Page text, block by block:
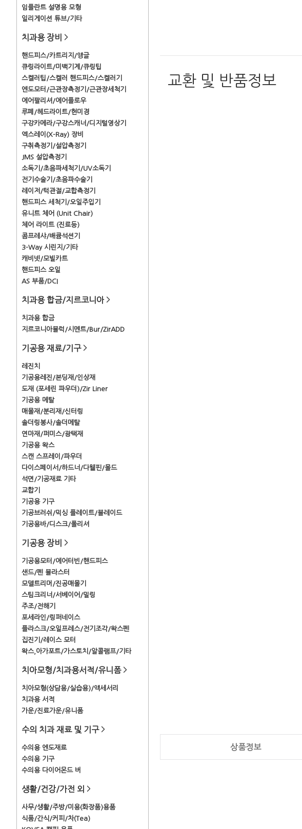
임플란트 설명용 모형
일리게이션 튜브/기타
치과용 장비 >
핸드피스/카트리지/앵글
큐링라이트/미백기계/큐링팁
스켈러팁/스켈러 핸드피스/스켈러기
엔도모터/근관장측정기/근관장세척기
에어팔리셔/에어플로우
루페/헤드라이트/현미경
구강카메라/구강스캐너/디지털영상기
엑스레이(X-Ray) 장비
구취측정기/설압측정기
JMS 설압측정기
소독기/초음파세척기/UV소독기
전기수술기/초음파수술기
레이저/턱관절/교합측정기
핸드피스 세척기/오일주입기
유니트 체어 (Unit Chair)
체어 라이트 (진료등)
콤프레샤/배큠석션기
3-Way 시린지/기타
캐비넷/모빌카트
핸드피스 오일
AS 부품/DCI
치과용 합금/지르코니아 >
치과용 합금
지르코니아블럭/시멘트/Bur/ZirADD
기공용 재료/기구 >
레진치
기공용레진/본딩재/인상재
도재 (포세린 파우더)/Zir Liner
기공용 메탈
매몰재/분리재/신터링
솔더링봉사/솔더메탈
연마재/퍼미스/광택재
기공용 왁스
스캔 스프레이/파우더
다이스페이서/하드너/다웰핀/몰드
석면/기공재료 기타
교합기
기공용 기구
기공브러쉬/믹싱 플레이트/블레이드
기공용바/디스크/폴리셔
기공용 장비 >
기공용모터/에어터빈/핸드피스
샌드/펜 블라스터
모델트리머/진공매몰기
스팀크리너/서베이어/밀링
주조/전해기
포세라인/링퍼네이스
플라스크/오일프레스/전기조각/왁스펜
집진기/레이스 모터
왁스,아가포트/가스토치/알콜램프/기타
치아모형/치과용서적/유니폼 >
치아모형(상담용/실습용)/액세서리
치과용 서적
가운/진료가운/유니폼
수의 치과 재료 및 기구 >
수의용 엔도재료
수의용 기구
수의용 다이어몬드 버
생활/건강/가전 외 >
사무/생활/주방/미용(화장품)용품
식품/간식/커피/차(Tea)
교환 및 반품정보
상품정보